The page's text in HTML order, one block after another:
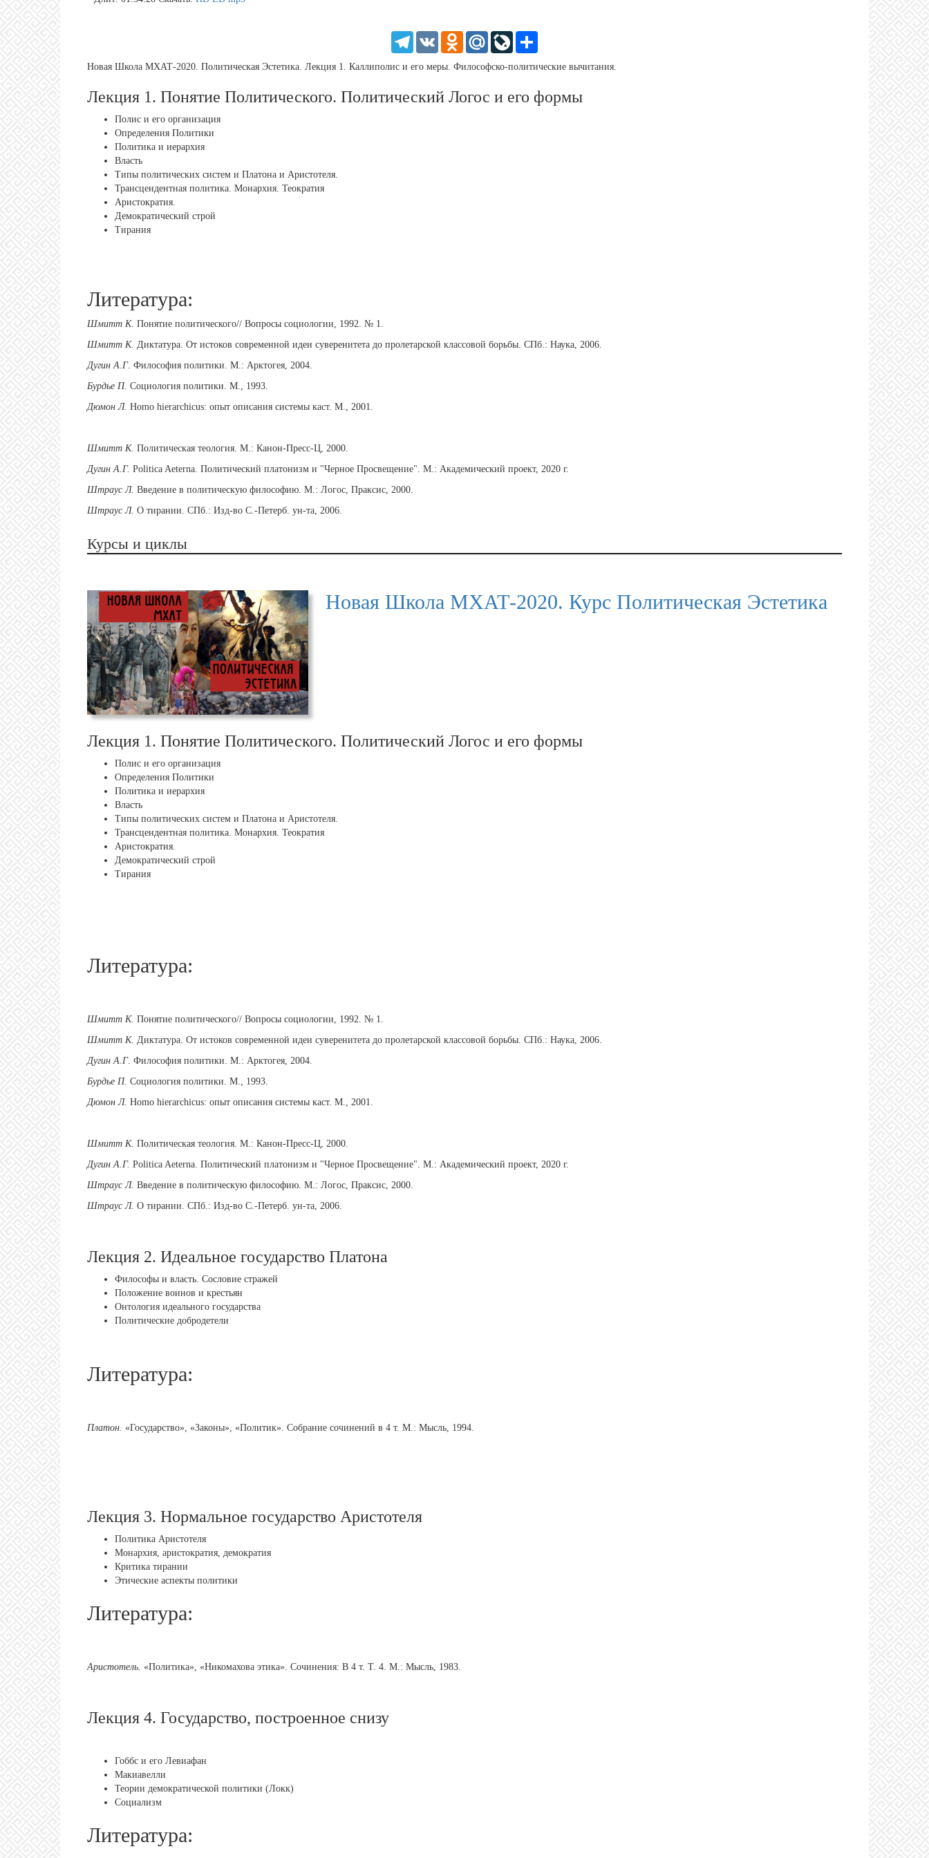
TelegramVK Odnoklassniki
Mail.Ru LiveJournal
Новая Школа МХАТ-2020. Политическая Эстетика. Лекция 1. Каллиполис и его меры. Философско-политические вычитания.
Лекция 1. Понятие Политического. Политический Логос и его формы
Полис и его организация
Определения Политики
Политика и иерархия
Власть
Типы политических систем и Платона и Аристотеля.
Трансцендентная политика. Монархия. Теократия
Аристократия.
Демократический строй
Тирания
Литература:
Шмитт К. Понятие политического// Вопросы социологии, 1992. № 1.
Шмитт К. Диктатура. От истоков современной идеи суверенитета до пролетарской классовой борьбы. СПб.: Наука, 2006.
Дугин А.Г. Философия политики. М.: Арктогея, 2004.
Бурдье П. Социология политики. М., 1993.
Дюмон Л. Homo hierarchicus: опыт описания системы каст. М., 2001.
Шмитт К. Политическая теология. М.: Канон-Пресс-Ц, 2000.
Дугин А.Г. Politica Aeterna. Политический платонизм и "Черное Просвещение". М.: Академический проект, 2020 г.
Штраус Л. Введение в политическую философию. М.: Логос, Праксис, 2000.
Штраус Л. О тирании. СПб.: Изд-во С.-Петерб. ун-та, 2006.
Курсы и циклы
Новая Школа МХАТ-2020. Курс Политическая Эстетика
Лекция 1. Понятие Политического. Политический Логос и его формы
Полис и его организация
Определения Политики
Политика и иерархия
Власть
Типы политических систем и Платона и Аристотеля.
Трансцендентная политика. Монархия. Теократия
Аристократия.
Демократический строй
Тирания
Литература:
Шмитт К. Понятие политического// Вопросы социологии, 1992. № 1.
Шмитт К. Диктатура. От истоков современной идеи суверенитета до пролетарской классовой борьбы. СПб.: Наука, 2006.
Дугин А.Г. Философия политики. М.: Арктогея, 2004.
Бурдье П. Социология политики. М., 1993.
Дюмон Л. Homo hierarchicus: опыт описания системы каст. М., 2001.
Шмитт К. Политическая теология. М.: Канон-Пресс-Ц, 2000.
Дугин А.Г. Politica Aeterna. Политический платонизм и "Черное Просвещение". М.: Академический проект, 2020 г.
Штраус Л. Введение в политическую философию. М.: Логос, Праксис, 2000.
Штраус Л. О тирании. СПб.: Изд-во С.-Петерб. ун-та, 2006.
Лекция 2. Идеальное государство Платона
Философы и власть. Сословие стражей
Положение воинов и крестьян
Онтология идеального государства
Политические добродетели
Литература:
Платон. «Государство», «Законы», «Политик». Собрание сочинений в 4 т. М.: Мысль, 1994.
Лекция 3. Нормальное государство Аристотеля
Политика Аристотеля
Монархия, аристократия, демократия
Критика тирании
Этические аспекты политики
Литература:
Аристотель. «Политика», «Никомахова этика». Сочинения: В 4 т. Т. 4. М.: Мысль, 1983.
Лекция 4. Государство, построенное снизу
Гоббс и его Левиафан
Макиавелли
Теории демократической политики (Локк)
Социализм
Литература: